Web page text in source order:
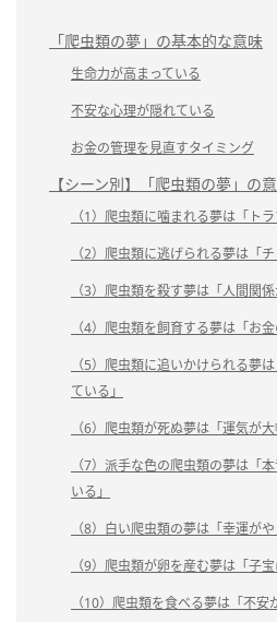
「爬虫類の夢」の基本的な意味
生命力が高まっている
不安な心理が隠れている
お金の管理を見直すタイミング
【シーン別】「爬虫類の夢」の
（1）爬虫類に噛まれる夢は「トラ
（2）爬虫類に逃げられる夢は「
（3）爬虫類を殺す夢は「人間関係
（4）爬虫類を飼育する夢は「お金
（5）爬虫類に追いかけられる夢
ている」
（6）爬虫類が死ぬ夢は「運気が大
（7）派手な色の爬虫類の夢は「
いる」
（8）白い爬虫類の夢は「幸運がや
（9）爬虫類が卵を産む夢は「子宝
（10）爬虫類を食べる夢は「不安